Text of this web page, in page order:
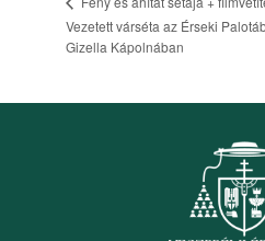
Vezetett várséta az Érseki
Gizella Kápolnában